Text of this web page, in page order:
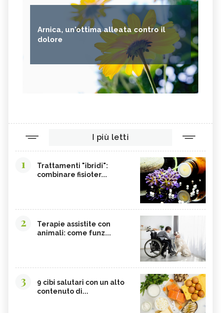
Arnica, un'ottima alleata contro il
dolore
I più letti
1
Trattamenti "ibridi":
combinare fisioter...
2
Terapie assistite con
animali: come funz...
3
9 cibi salutari con un alto
contenuto di...